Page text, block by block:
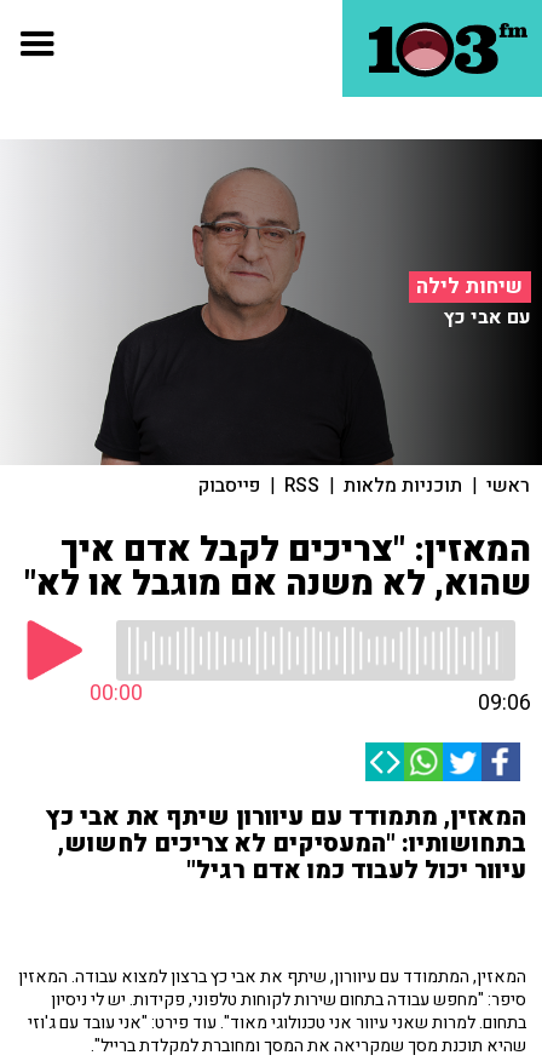
שיחות לילה
עם אבי כץ
ראשי | תוכניות מלאות |
RSS
| פייסבוק
המאזין: "צריכים לקבל אדם איך
שהוא, לא משנה אם מוגבל או לא"
00:00 09:06
המאזין, מתמודד עם עיוורון שיתף את אבי כץ
בתחושותיו: "המעסיקים לא צריכים לחשוש,
עיוור יכול לעבוד כמו אדם רגיל"
המאזין, המתמודד עם עיוורון, שיתף את אבי כץ ברצון למצוא עבודה. המאזין
סיפר: "מחפש עבודה בתחום שירות לקוחות טלפוני, פקידות. יש לי ניסיון
בתחום. למרות שאני עיוור אני טכנולוגי מאוד". עוד פירט: "אני עובד עם ג'וזי
שהיא תוכנת מסך שמקריאה את המסך ומחוברת למקלדת ברייל".